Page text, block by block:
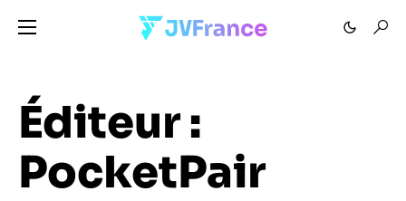
Éditeur :
PocketPair